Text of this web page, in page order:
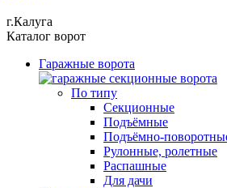
г.Калуга
Каталог ворот
Гаражные ворота
По типу
Секционные
Подъёмные
Подъёмно-
Рулонные, ролетные
Распашные
Для дачи